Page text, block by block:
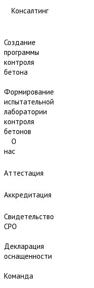
Консалтинг
Создание
программы
контроля
бетона
Формирование
испытательной
лаборатории
контроля
бетонов
О
нас
Аттестация
Аккредитация
Свидетельство
СРО
Декларация
оснащенности
Команда